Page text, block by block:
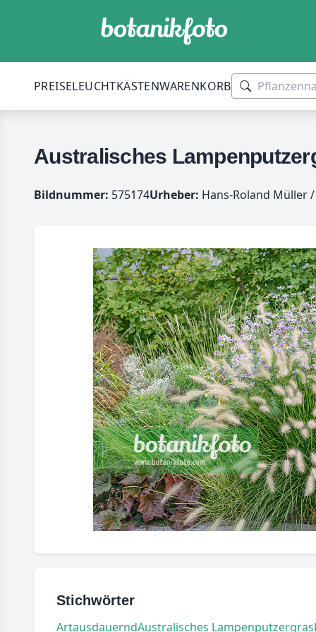
PREISELEUCHTKÄSTENWARENKORB
Australisches
Bildnummer: 575174Urheber: Hans-Roland Müller
Stichwörter
ArtausdauerndAustralisches Lampenputzergras